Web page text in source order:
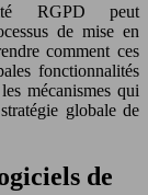
RGPD peut
de mise en
comment ces
fonctionnalités
mécanismes qui
globale de
de